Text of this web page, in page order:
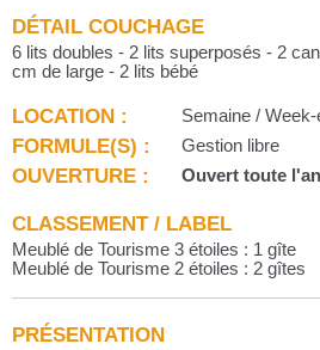
DÉTAIL COUCHAGE
6 lits doubles - 2 lits superposés - 2
cm de large - 2 lits bébé
LOCATION : Semaine / Week-
FORMULE(S) : Gestion libre
OUVERTURE : Ouvert toute
CLASSEMENT / LABEL
Meublé de Tourisme 3 étoiles : 1 gîte
Meublé de Tourisme 2 étoiles : 2 gîtes
PRÉSENTATION